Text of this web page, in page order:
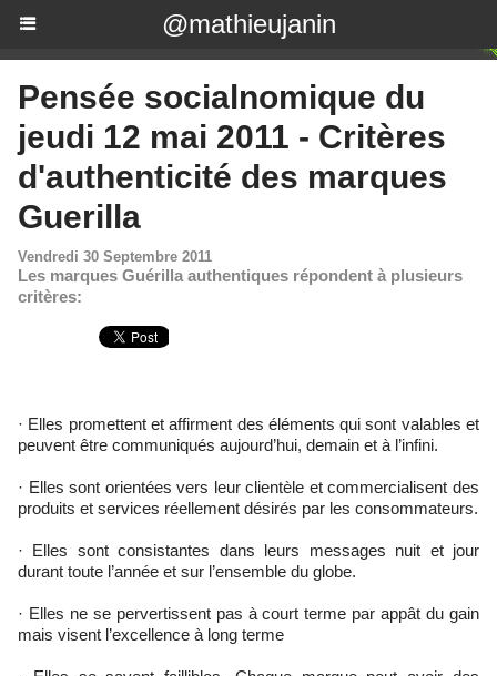
@mathieujanin
Pensée socialnomique du
jeudi 12 mai 2011 - Critères
d'authenticité des marques
Guerilla
Vendredi 30 Septembre 2011
Les marques Guérilla authentiques répondent à plusieurs
critères:
· Elles promettent et affirment des éléments qui sont valables et
peuvent être communiqués aujourd’hui, demain et à l’infini.
· Elles sont orientées vers leur clientèle et commercialisent des
produits et services réellement désirés par les consommateurs.
· Elles sont consistantes dans leurs messages nuit et jour
durant toute l’année et sur l’ensemble du globe.
· Elles ne se pervertissent pas à court terme par appât du gain
mais visent l’excellence à long terme